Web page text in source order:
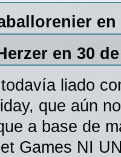
en
en 30
liado
que aún
a base de
Games NI